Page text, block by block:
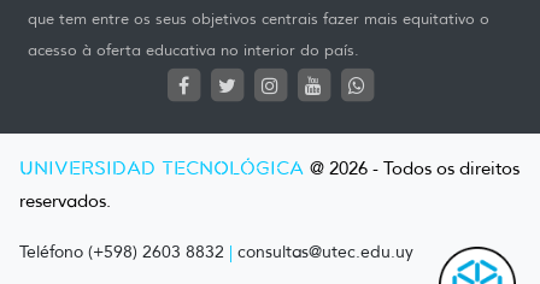
que tem entre os seus objetivos centrais fazer mais equitativo o
acesso à oferta educativa no interior do país.
UNIVERSIDAD TECNOLÓGICA @ 2026 - Todos os direitos
reservados.
Teléfono (+598) 2603 8832 | consultas@utec.edu.uy